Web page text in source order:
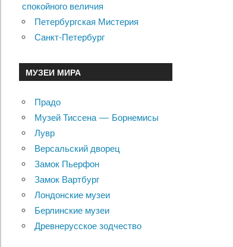
спокойного величия
Петербургская Мистерия
Санкт-Петербург
МУЗЕИ МИРА
Прадо
Музей Тиссена — Борнемисы
Лувр
Версальский дворец
Замок Пьерфон
Замок Вартбург
Лондонские музеи
Берлинские музеи
Древнерусское зодчество